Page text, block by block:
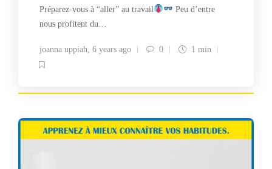
Préparez-vous à “aller” au travail
Peu d’entre
nous profitent du…
joanna uppiah, 6 years ago 0 1 min